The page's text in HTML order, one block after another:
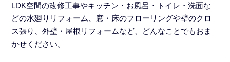
LDK空間の改修工事やキッチン・お風呂・トイレ・洗面な
どの水廻りリフォーム
、窓・床のフローリングや壁のクロ
ス張り、外壁・屋根リフォームなど、どんなことでもおま
かせください。